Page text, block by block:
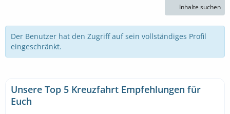
Inhalte suchen
Der Benutzer hat den Zugriff auf sein vollständiges Profil
eingeschränkt.
Unsere Top 5 Kreuzfahrt Empfehlungen für
Euch